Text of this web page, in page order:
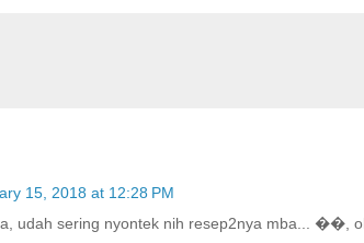
15, 2018 at 12:28 PM
udah sering nyontek nih resep2nya mba... ��,